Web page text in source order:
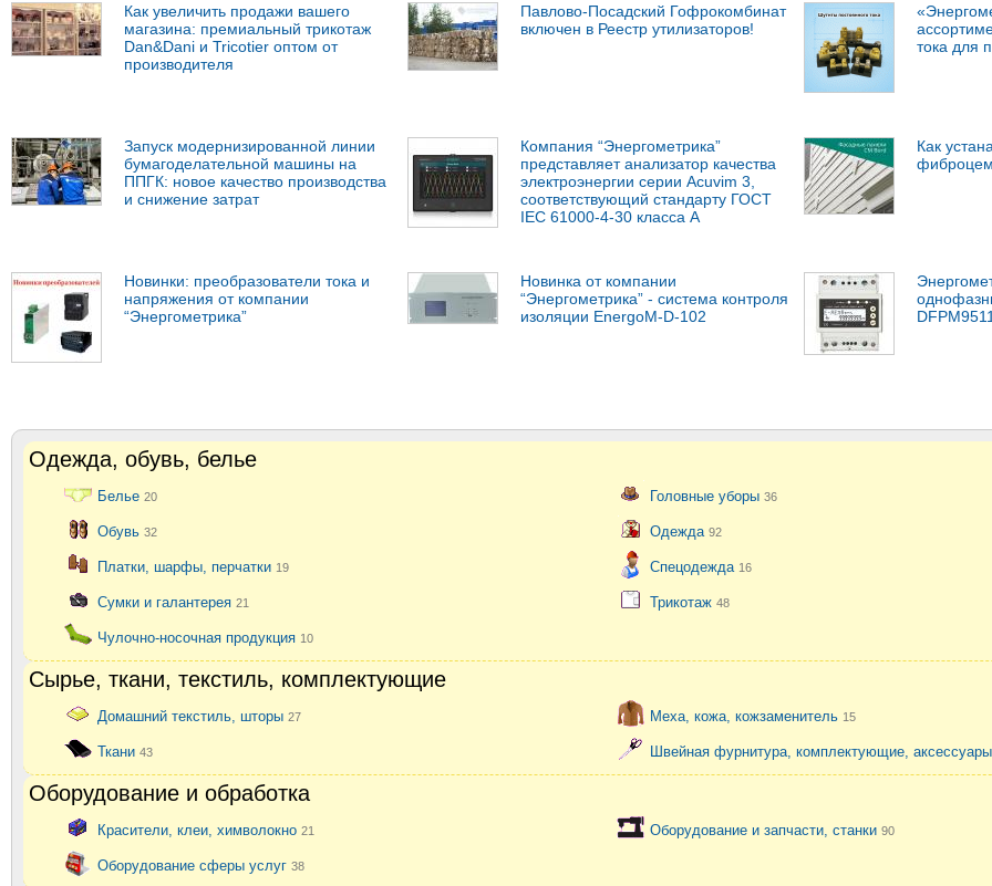
Как увеличить продажи вашего
магазина: премиальный трикотаж
Dan&Dani и Tricotier оптом от
производителя
Павлово-Посадский Гофрокомбинат
включен в Реестр утилизаторов!
тока для
Запуск модернизированной линии
бумагоделательной машины на
ППГК: новое качество производства
и снижение затрат
Компания “Энергометрика”
представляет анализатор качества
электроэнергии серии Acuvim 3,
соответствующий стандарту ГОСТ
IEC 61000-4-30 класса А
Как
Новинки: преобразователи тока и
напряжения от компании
“Энергометрика”
Новинка от компании
“Энергометрика” - система контроля
изоляции EnergoM-D-102
Одежда, обувь, белье
Белье 20 Головные уборы 36
Обувь 32 Одежда 92
Платки, шарфы, перчатки 19 Спецодежда 16
Сумки и галантерея 21 Трикотаж 48
Чулочно-носочная продукция 10
Сырье, ткани, текстиль, комплектующие
Домашний текстиль, шторы 27 Меха, кожа, кожзаменитель 15
Ткани 43 Швейная фурнитура, комплектующие,
Оборудование и обработка
Красители, клеи, химволокно 21 Оборудование и запчасти, станки 90
Оборудование сферы услуг 38